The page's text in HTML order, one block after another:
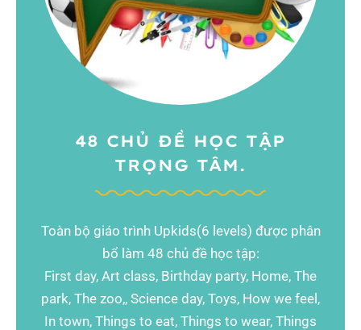
48 CHỦ ĐỀ HỌC TẬP
TRỌNG TÂM.
Toàn bộ giáo trình Upkids(6 levels) được phân
bổ làm 48 chủ đề học tập:
First day, Art class, Birthday party, Home, The
park, The zoo,, Science day, Toys, How we feel,
In town, Things to eat, Things to wear, Things